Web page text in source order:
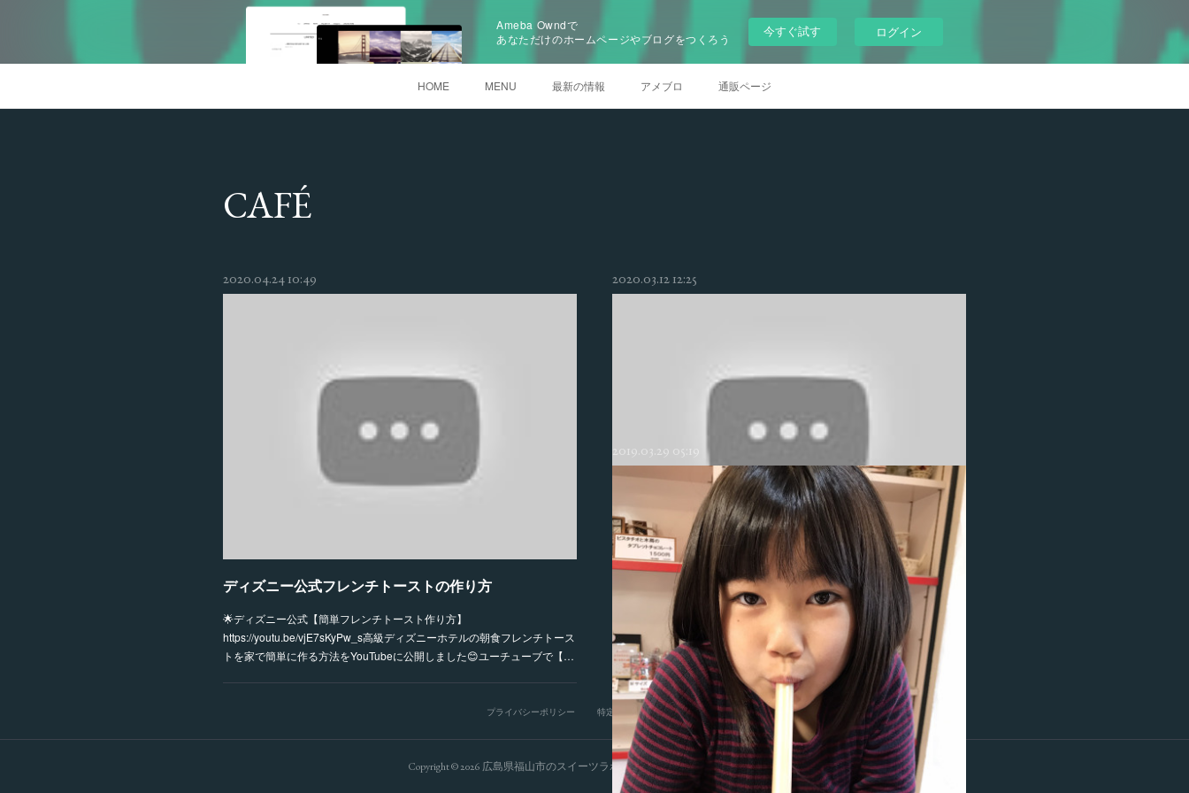
Ameba Owndで
あなただけのホームページやブログをつくろう
今すぐ試す ログイン
HOME MENU 最新の情報 アメブロ 通販ページ
CAFÉ
2020.04.24 10:49
ディズニー公式フレンチトーストの作り方
🌟ディズニー公式【簡単フレンチトースト作り方】
https://youtu.be/vjE7sKyPw_s高級ディズニーホテルの朝食フレンチトース
トを家で簡単に作る方法をYouTubeに公開しました😊ユーチューブで【…
2020.03.12 12:25
恋するバナナジュース発売🍌🍌
くわしくは下のブログをご覧下さい⬇️⬇️⬇️⬇️⬇️⬇️⬇️⬇️⬇️⬇️
2019.03.29 05:19
プライバシーポリシー 特定商取引法に基づく表記
Copyright ©2026 広島県福山市のスイーツラボミルク（パン、ケーキ、カフェ）